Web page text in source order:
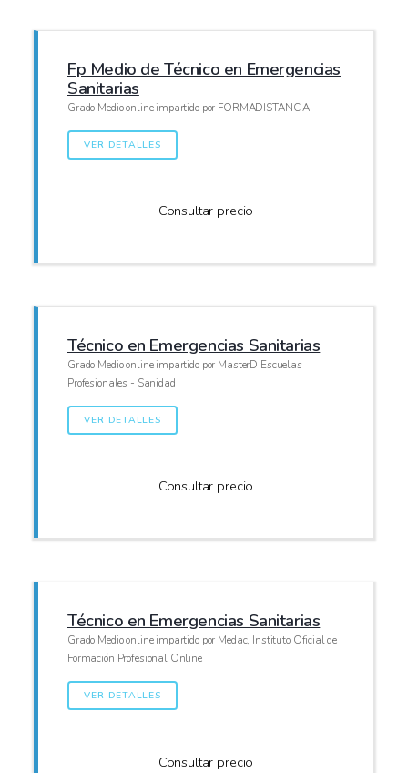
Fp Medio de Técnico en Emergencias
Sanitarias
Grado Medio online impartido por FORMADISTANCIA
VER DETALLES
Consultar precio
Técnico en Emergencias Sanitarias
Grado Medio online impartido por MasterD Escuelas
Profesionales - Sanidad
VER DETALLES
Consultar precio
Técnico en Emergencias Sanitarias
Grado Medio online impartido por Medac, Instituto Oficial de
Formación Profesional Online
VER DETALLES
Consultar precio